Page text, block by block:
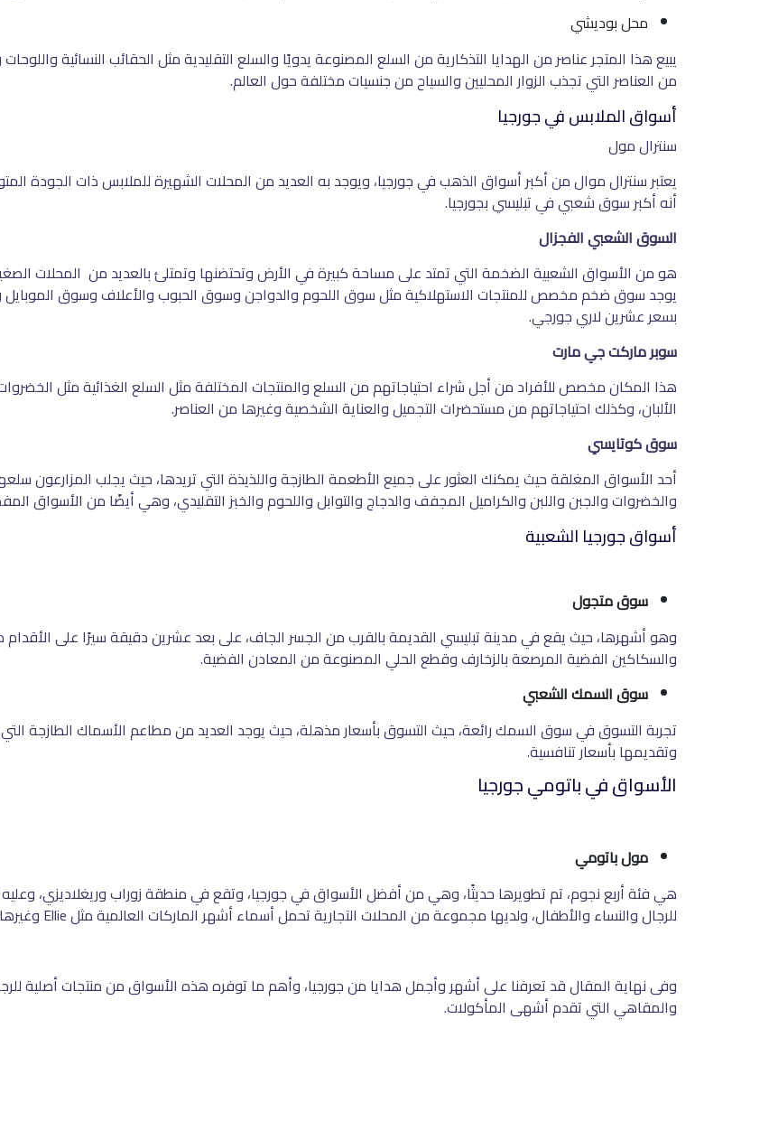
محل بوديشي
يبيع هذا المتجر عناصر من الهدايا التذكارية من السلع المصنوعة يدويًا والسلع التقليدية مثل الحقائب النسائية
من العناصر التي تجذب الزوار المحليين والسياح من جنسيات مختلفة حول العالم.
أسواق الملابس في جورجيا
سنترال مول
يعتبر سنترال موال من أكبر أسواق الذهب في جورجيا، ويوجد به العديد من المحلات الشهيرة للملابس ذات الجودة
أنه أكبر سوق شعبي في تبليسي بجورجيا.
السوق الشعبي الفجزال
هو من الأسواق الشعبية الضخمة التي تمتد على مساحة كبيرة في الأرض وتحتضنها وتمتلئ بالعديد من المحلات
يوجد سوق ضخم مخصص للمنتجات الاستهلاكية مثل سوق اللحوم والدواجن وسوق الحبوب والأعلاف وسوق الموبايل
بسعر عشرين لاري جورجي.
سوبر ماركت جي مارت
هذا المكان مخصص للأفراد من أجل شراء احتياجاتهم من السلع والمنتجات المختلفة مثل السلع الغذائية مثل
الألبان، وكذلك احتياجاتهم من مستحضرات التجميل والعناية الشخصية وغيرها من العناصر.
سوق كوتايسي
أحد الأسواق المغلقة حيث يمكنك العثور على جميع الأطعمة الطازجة واللذيذة التي تريدها، حيث يجلب المزارعون
والخضروات والجبن واللبن والكراميل المجفف والدجاج والتوابل واللحوم والخبز التقليدي، وهي أيضًا من الأسواق
أسواق جورجيا الشعبية
سوق متجول
وهو أشهرها، حيث يقع في مدينة تبليسي القديمة بالقرب من الجسر الجاف، على بعد عشرين دقيقة سيرًا على الأقدام
والسكاكين الفضية المرصعة بالزخارف وقطع الحلي المصنوعة من المعادن الفضية.
سوق السمك الشعبي
تجربة التسوق في سوق السمك رائعة، حيث التسوق بأسعار مذهلة، حيث يوجد العديد من مطاعم الأسماك الطازجة
وتقديمها بأسعار تنافسية.
الأسواق فيباتومي جورجيا
مول باتومي
هي فئة أربع نجوم، تم تطويرها حديثًا، وهي من أفضل الأسواق في جورجيا، وتقع في منطقة زوراب وريغلاديزي، وعليه
للرجال والنساء والأطفال، ولديها مجموعة من المحلات التجارية تحمل أسماء أشهر الماركات العالمية مثل Ellie وغيرها.
وفى نهاية المقال قد تعرفنا على أشهر وأجمل هدايا من جورجيا، وأهم ما توفره هذه الأسواق من منتجات أصلية
والمقاهي التي تقدم أشهى المأكولات.